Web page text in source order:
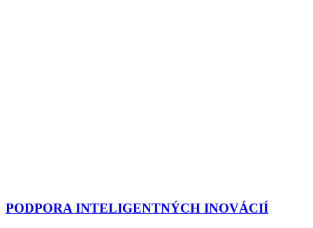
PODPORA INTELIGENTNÝCH INOVÁCIÍ